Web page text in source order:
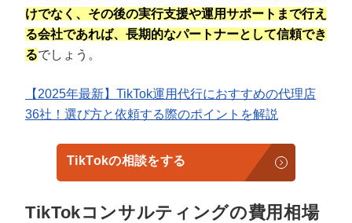
けでなく、その後の実行支援や運用サポートまで行え
る会社であれば、長期的なパートナーとして信頼でき
るでしょう。
【2025年最新】TikTok運用代行におすすめの代理店
36社！選び方と依頼する際のポイントを解説
TikTokの相談をする
TikTokコンサルティングの費用相場